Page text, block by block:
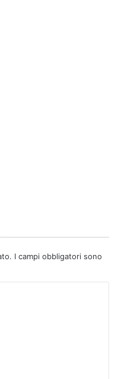
I campi obbligatori sono